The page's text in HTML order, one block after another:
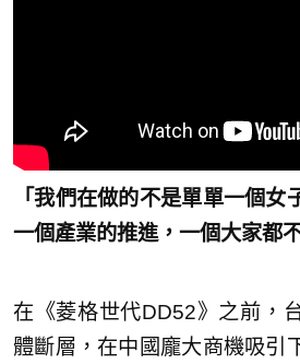
「我們在做的不是單單一個女
一個產業的推進，一個大家都
在《菱格世代DD52》之前，
體斷層，在中國龐大商機吸引